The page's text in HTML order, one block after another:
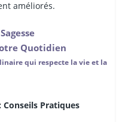
améliorés.
Quotidien
qui respecte la vie et la
Pratiques